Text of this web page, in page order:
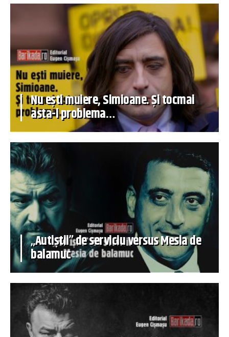
Nu ești muiere, Simioane. Și tocmai
asta-i problema…
„Autiștii” de serviciu versus Mesia de
balamuc